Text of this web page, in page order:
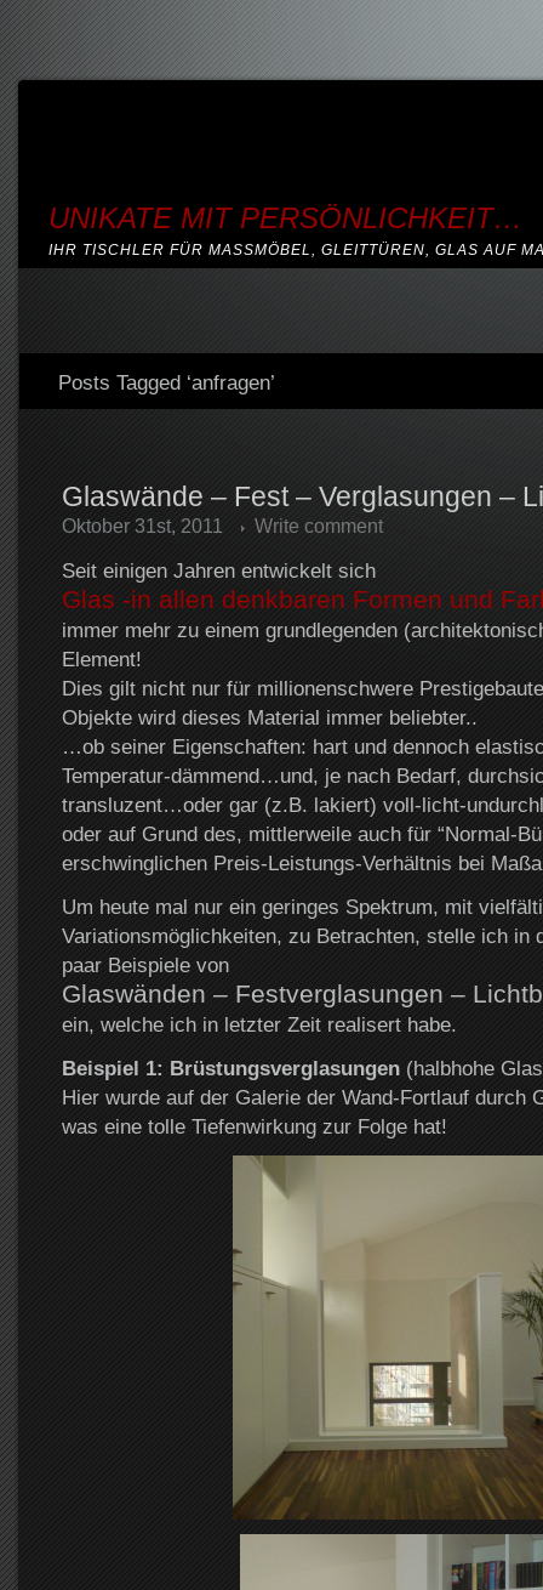
UNIKATE MIT PERSÖNLICHKEIT…
IHR TISCHLER FÜR MASSMÖBEL, GLEITTÜREN, GLAS AUF
Posts Tagged ‘anfragen’
Glaswände – Fest – Verglasungen –
Oktober 31st, 2011 Write comment
Seit einigen Jahren entwickelt sich
Glas -in allen denkbaren Formen und
immer mehr zu einem grundlegenden
Element!
Dies gilt nicht nur für millionenschwere
Objekte wird dieses Material immer beliebter..
…ob seiner Eigenschaften: hart und dennoch
Temperatur-dämmend…und, je nach Bedarf,
transluzent…oder gar (z.B. lakiert) voll-licht-
oder auf Grund des, mittlerweile auch für “Normal-
erschwinglichen Preis-Leistungs-Verhältnis bei
Um heute mal nur ein geringes Spektrum, mit
Variationsmöglichkeiten, zu Betrachten, stelle ich in
paar Beispiele von
Glaswänden – Festverglasungen –
ein, welche ich in letzter Zeit realisert habe.
Beispiel 1: Brüstungsverglasungen(halbhohe
Hier wurde auf der Galerie der Wand-Fortlauf durch
was eine tolle Tiefenwirkung zur Folge hat!